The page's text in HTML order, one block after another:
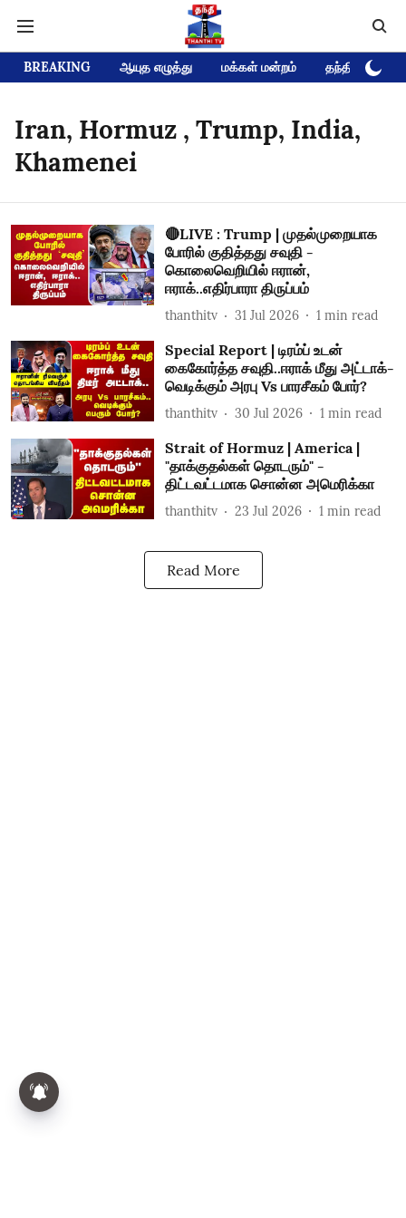
BREAKING ஆயுத எழுத்து மக்கள் மன்றம் தந்தி டிவி
Iran, Hormuz , Trump, India,
Khamenei
🔴LIVE : Trump | முதல்முறையாக
போரில் குதித்தது சவுதி -
கொலைவெறியில் ஈரான்,
ஈராக்..எதிர்பாரா திருப்பம்
thanthitv 31 Jul 2026 1 min read
Special Report | டிரம்ப் உடன்
கைகோர்த்த சவுதி..ஈராக் மீது அட்டாக்-
வெடிக்கும் அரபு Vs பாரசீகம் போர்?
thanthitv 30 Jul 2026 1 min read
Strait of Hormuz | America |
"தாக்குதல்கள் தொடரும்" -
திட்டவட்டமாக சொன்ன அமெரிக்கா
thanthitv 23 Jul 2026 1 min read
Read More